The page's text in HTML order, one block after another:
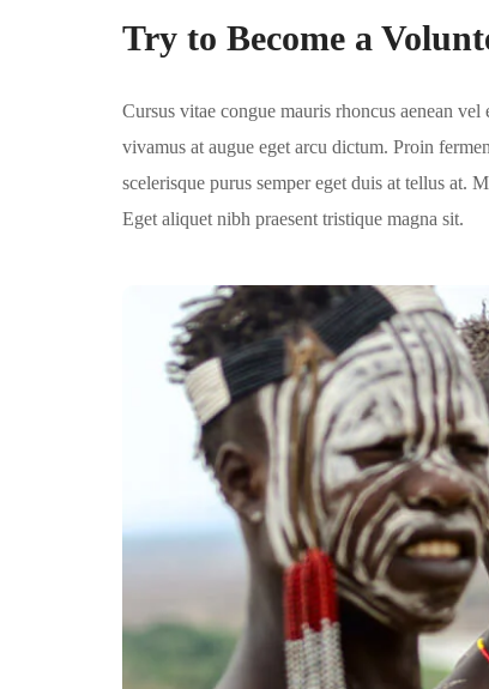
Try to Become a
Cursus vitae congue mauris rhoncus aenean
vivamus at augue eget arcu dictum. Proin
scelerisque purus semper eget duis at tellus at.
Eget aliquet nibh praesent tristique magna sit.